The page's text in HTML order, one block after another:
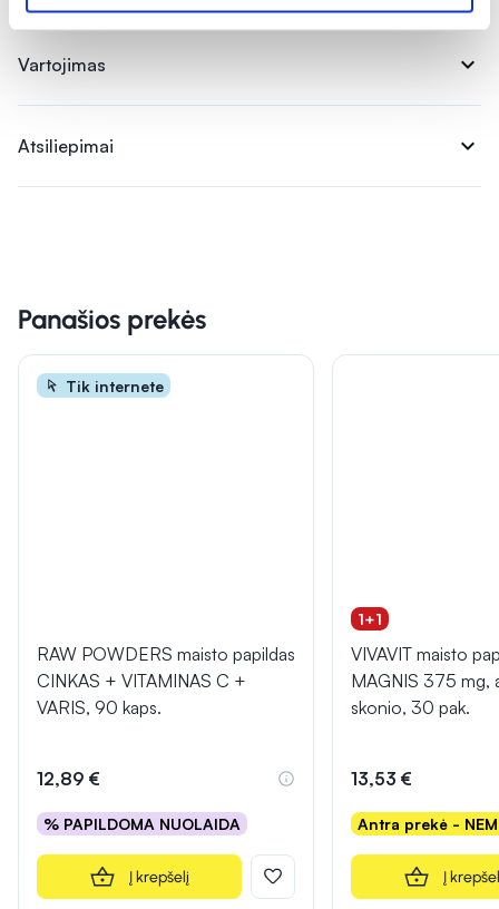
Vartojimas expand_more
Atsiliepimai expand_more
Panašios prekės
Tik internete
RAW POWDERS maisto papildas
CINKAS + VITAMINAS C +
VARIS, 90 kaps.
12,89 €
% PAPILDOMA NUOLAIDA
Į krepšelį
1+1
VIVAVIT maisto
MAGNIS 375 mg,
skonio, 30 pak.
13,53 €
Antra prekė -
Į